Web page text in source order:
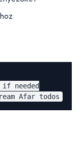
needed